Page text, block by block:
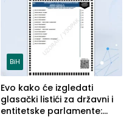
služba građanima
BiH
Evo kako će izgledati
glasački listići za državni i
entitetske parlamente: